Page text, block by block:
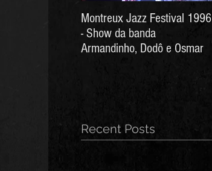
Montreux Jazz Festival 1996
- Show da banda
Armandinho, Dodô e Osmar
Recent Posts